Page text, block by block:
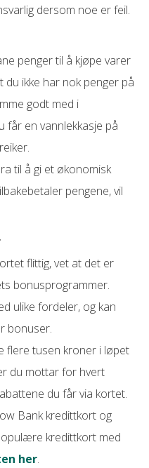
dersom noe er feil.
penger til å kjøpe varer
ikke har nok penger på
godt med i
får en vannlekkasje på
til å gi et økonomisk
pengene, vil
flittig, vet at det er
bonusprogrammer.
ulike fordeler, og kan
bonuser.
flere tusen kroner i løpet
du mottar for hvert
du får via kortet.
Bank kredittkort og
kredittkort med
her.